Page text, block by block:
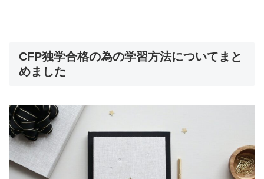
CFP独学合格の為の学習方法についてまと
めました